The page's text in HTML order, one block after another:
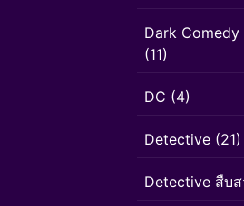
Dark Comedy
(11)
DC (4)
Detective (21)
Detective สืบ